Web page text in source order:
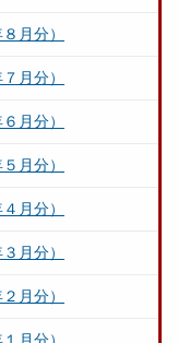
月分）
月分）
月分）
月分）
月分）
月分）
月分）